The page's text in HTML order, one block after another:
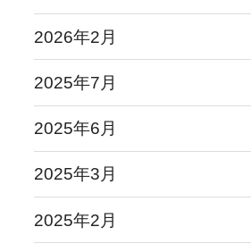
2026年2月
2025年7月
2025年6月
2025年3月
2025年2月